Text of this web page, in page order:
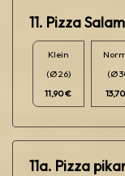
11. Pizza
Klein
(Ø 26)
11,90 €
(Ø
11a. Pizza